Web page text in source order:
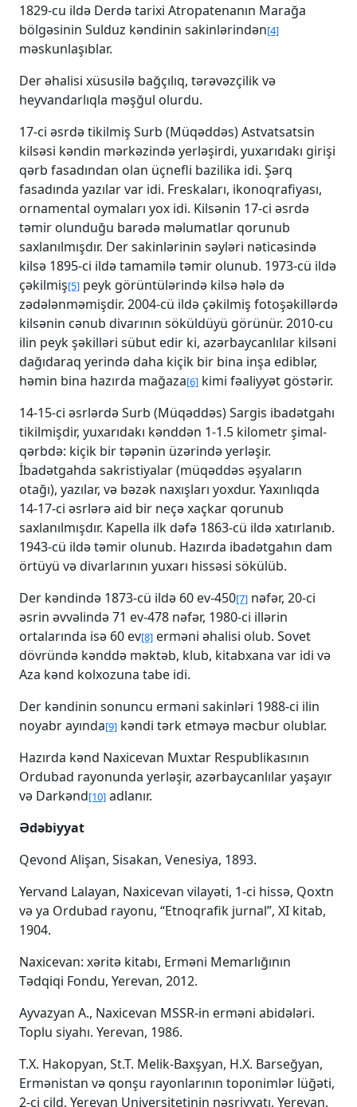
1829-cu ildə Derdə tarixi Atropatenanın Marağa
bölgəsinin Sulduz kəndinin sakinlərindən[4]
məskunlaşıblar.
Der əhalisi xüsusilə bağçılıq, tərəvəzçilik və
heyvandarlıqla məşğul olurdu.
17-ci əsrdə tikilmiş Surb (Müqəddəs) Astvatsatsin
kilsəsi kəndin mərkəzində yerləşirdi, yuxarıdakı girişi
qərb fasadından olan üçnefli bazilika idi. Şərq
fasadında yazılar var idi. Freskaları, ikonoqrafiyası,
ornamental oymaları yox idi. Kilsənin 17-ci əsrdə
təmir olunduğu barədə məlumatlar qorunub
saxlanılmışdır. Der sakinlərinin səyləri nəticəsində
kilsə 1895-ci ildə tamamilə təmir olunub. 1973-cü ildə
çəkilmiş[5] peyk görüntülərində kilsə hələ də
zədələnməmişdir. 2004-cü ildə çəkilmiş fotoşəkillərdə
kilsənin cənub divarının söküldüyü görünür. 2010-cu
ilin peyk şəkilləri sübut edir ki, azərbaycanlılar kilsəni
dağıdaraq yerində daha kiçik bir bina inşa ediblər,
həmin bina hazırda mağaza[6] kimi fəaliyyət göstərir.
14-15-ci əsrlərdə Surb (Müqəddəs) Sargis ibadətgahı
tikilmişdir, yuxarıdakı kənddən 1-1.5 kilometr şimal-
qərbdə: kiçik bir təpənin üzərində yerləşir.
İbadətgahda sakristiyalar (müqəddəs əşyaların
otağı), yazılar, və bəzək naxışları yoxdur. Yaxınlıqda
14-17-ci əsrlərə aid bir neçə xaçkar qorunub
saxlanılmışdır. Kapella ilk dəfə 1863-cü ildə xatırlanıb.
1943-cü ildə təmir olunub. Hazırda ibadətgahın dam
örtüyü və divarlarının yuxarı hissəsi sökülüb.
Der kəndində 1873-cü ildə 60 ev-450[7] nəfər, 20-ci
əsrin əvvəlində 71 ev-478 nəfər, 1980-ci illərin
ortalarında isə 60 ev[8] erməni əhalisi olub. Sovet
dövründə kənddə məktəb, klub, kitabxana var idi və
Aza kənd kolxozuna tabe idi.
Der kəndinin sonuncu erməni sakinləri 1988-ci ilin
noyabr ayında[9] kəndi tərk etməyə məcbur olublar.
Hazırda kənd Naxicevan Muxtar Respublikasının
Ordubad rayonunda yerləşir, azərbaycanlılar yaşayır
və Darkənd[10] adlanır.
Ədəbiyyat
Qevond Alişan, Sisakan, Venesiya, 1893.
Yervand Lalayan, Naxicevan vilayəti, 1-ci hissə, Qoxtn
və ya Ordubad rayonu, “Etnoqrafik jurnal”, XI kitab,
1904.
Naxicevan: xəritə kitabı, Erməni Memarlığının
Tədqiqi Fondu, Yerevan, 2012.
Ayvazyan A., Naxicevan MSSR-in erməni abidələri.
Toplu siyahı. Yerevan, 1986.
T.X. Hakopyan, St.T. Melik-Baxşyan, H.X. Barseğyan,
Ermənistan və qonşu rayonlarının toponimlər lüğəti,
2-ci cild, Yerevan Universitetinin nəşriyyatı, Yerevan,